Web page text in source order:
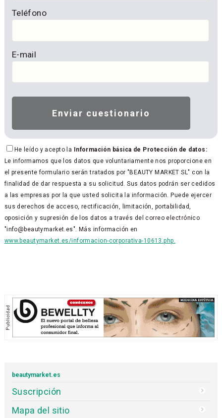
Teléfono
E-mail
He leído y acepto la Información básica de Protección de datos:
Le informamos que los datos que voluntariamente nos proporcione en
el presente formulario serán tratados por "BEAUTY MARKET SL" con la
finalidad de dar respuesta a su solicitud. Sus datos podrán ser cedidos
a las empresas por la que usted solicita la información. Puede ejercer
sus derechos de acceso, rectificación, limitación, portabilidad,
oposición y supresión de los datos a través del correo electrónico
"info@beautymarket.es". Más información en
www.beautymarket.es/informacion-corporativa-10613.php.
beautymarket.es
Suscripción
Mapa del sitio